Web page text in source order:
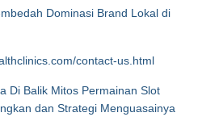
Dominasi Brand Lokal di
contact-us.html
Di Balik Mitos Permainan Slot
dan Strategi Menguasainya